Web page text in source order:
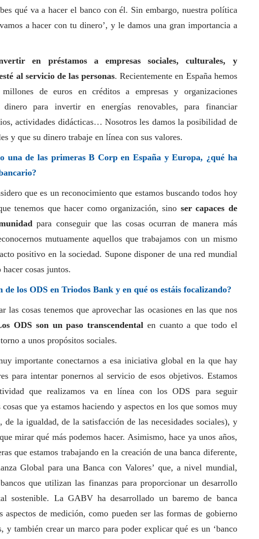
qué va a hacer el banco con él. Sin embargo, nuestra política
a hacer con tu dinero’, y le damos una gran importancia a
en préstamos a empresas sociales, culturales, y
al servicio de las personas. Recientemente en España hemos
de euros en créditos a empresas y organizaciones
dinero para invertir en energías renovables, para financiar
actividades didácticas… Nosotros les damos la posibilidad de
y que su dinero trabaje en línea con sus valores.
una de las primeras B Corp en España y Europa, ¿qué ha
que es un reconocimiento que estamos buscando todos hoy
tenemos que hacer como organización, sino ser capaces de
para conseguir que las cosas ocurran de manera más
mutuamente aquellos que trabajamos con un mismo
positivo en la sociedad. Supone disponer de una red mundial
cosas juntos.
los ODS en Triodos Bank y en qué os estáis focalizando?
las cosas tenemos que aprovechar las ocasiones en las que nos
ODS son un paso transcendental en cuanto a que todo el
a unos propósitos sociales.
importante conectarnos a esa iniciativa global en la que hay
para intentar ponernos al servicio de esos objetivos. Estamos
que realizamos va en línea con los ODS para seguir
que ya estamos haciendo y aspectos en los que somos muy
de la igualdad, de la satisfacción de las necesidades sociales), y
mirar qué más podemos hacer. Asimismo, hace ya unos años,
que estamos trabajando en la creación de una banca diferente,
Global para una Banca con Valores’ que, a nivel mundial,
que utilizan las finanzas para proporcionar un desarrollo
sostenible. La GABV ha desarrollado un baremo de banca
aspectos de medición, como pueden ser las formas de gobierno
y también crear un marco para poder explicar qué es un ‘banco